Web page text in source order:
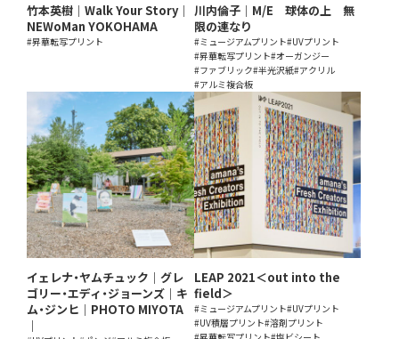
竹本英樹｜Walk Your Story｜
NEWoMan YOKOHAMA
#昇華転写プリント
川内倫子｜M/E 球体の上 無
限の連なり
#ミュージアムプリント#UVプリント
#昇華転写プリント#オーガンジー
#ファブリック#半光沢紙#アクリル
#アルミ複合板
イェレナ・ヤムチュック｜グレ
ゴリー・エディ・ジョーンズ｜キ
ム・ジンヒ｜PHOTO MIYOTA
｜
LEAP 2021＜out into the
field＞
#ミュージアムプリント#UVプリント
#UV積層プリント#溶剤プリント